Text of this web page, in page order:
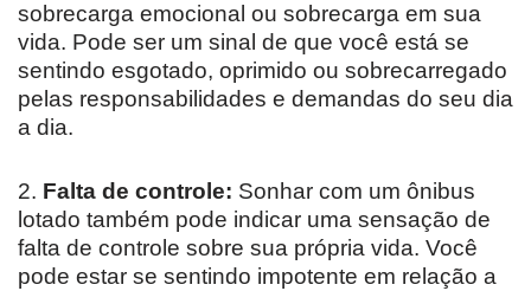
sobrecarga emocional ou sobrecarga em sua
vida. Pode ser um sinal de que você está se
sentindo esgotado, oprimido ou sobrecarregado
pelas responsabilidades e demandas do seu dia
a dia.
2. Falta de controle: Sonhar com um ônibus
lotado também pode indicar uma sensação de
falta de controle sobre sua própria vida. Você
pode estar se sentindo impotente em relação a